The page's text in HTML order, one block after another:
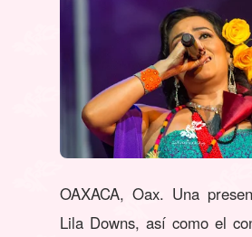
OAXACA, Oax. Una
Lila Downs, así como el